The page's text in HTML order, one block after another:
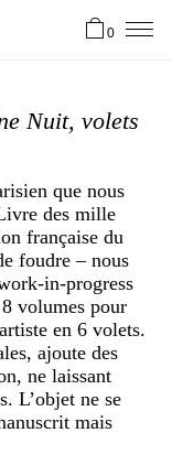
0
Nuit, volets
que nous
des mille
française du
foudre – nous
in-progress
volumes pour
en 6 volets.
ajoute des
ne laissant
L’objet ne se
mais